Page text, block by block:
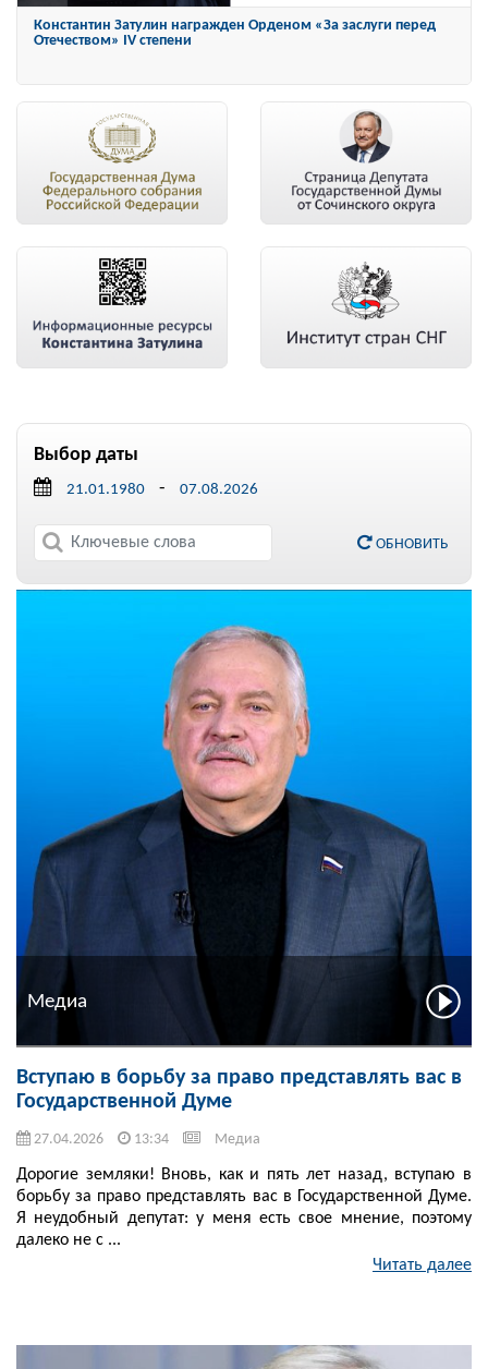
Константин Затулин награжден Орденом «За заслуги перед
Отечеством» IV степени
Выбор даты
-
ОБНОВИТЬ
Медиа
Вступаю в борьбу за право представлять вас в
Государственной Думе
27.04.2026 13:34 Медиа
Дорогие земляки! Вновь, как и пять лет назад, вступаю в
борьбу за право представлять вас в Государственной Думе.
Я неудобный депутат: у меня есть свое мнение, поэтому
далеко не с ...
Читать далее